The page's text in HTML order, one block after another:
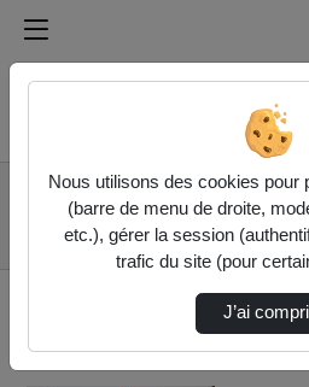
Médiathèque de
Rechercher un média sur
Accueil
Vidéos
M. Pierre et M.
Piguet : Knowledge
Productio…
Nous utilisons des cookies pour
(barre de menu de droite,
etc.), gérer la session
trafic du site (pour
J’ai